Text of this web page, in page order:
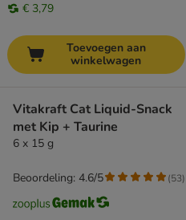
€ 3,79
Toevoegen aan
winkelwagen
Vitakraft Cat Liquid-Snack
met Kip + Taurine
6 x 15 g
Beoordeling: 4.6/5 (53)